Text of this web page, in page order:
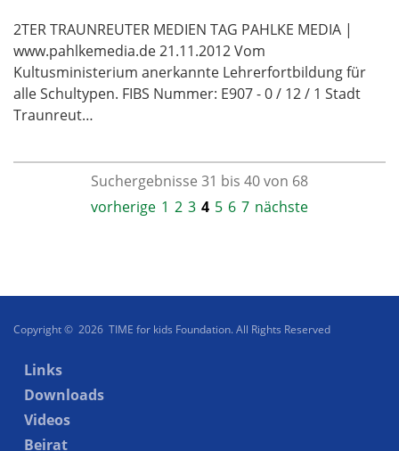
2TER TRAUNREUTER MEDIEN TAG PAHLKE MEDIA |
www.pahlkemedia.de 21.11.2012 Vom
Kultusministerium anerkannte Lehrerfortbildung für
alle Schultypen. FIBS Nummer: E907 - 0 / 12 / 1 Stadt
Traunreut…
Suchergebnisse 31 bis 40 von 68
vorherige 1 2 3 4 5 6 7 nächste
Copyright © 2026 TIME for kids Foundation. All Rights Reserved
Links
Downloads
Videos
Beirat